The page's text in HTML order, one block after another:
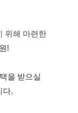
위해 마련한
!
을 받으실
다.